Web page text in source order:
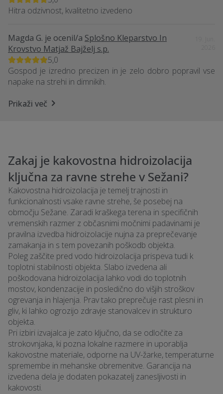
Hitra odzivnost, kvalitetno izvedeno
Magda G. je ocenil/a Splošno Kleparstvo In
Krovstvo Matjaž Bajželj s.p.
5,0
Gospod je izredno precizen in je zelo dobro popravil vse
napake na strehi in dimnikih.
Prikaži več
Zakaj je kakovostna hidroizolacija
ključna za ravne strehe v Sežani?
Kakovostna hidroizolacija je temelj trajnosti in
funkcionalnosti vsake ravne strehe, še posebej na
območju Sežane. Zaradi kraškega terena in specifičnih
vremenskih razmer z občasnimi močnimi padavinami je
pravilna izvedba hidroizolacije nujna za preprečevanje
zamakanja in s tem povezanih poškodb objekta.
Poleg zaščite pred vodo hidroizolacija prispeva tudi k
toplotni stabilnosti objekta. Slabo izvedena ali
poškodovana hidroizolacija lahko vodi do toplotnih
mostov, kondenzacije in posledično do višjih stroškov
ogrevanja in hlajenja. Prav tako preprečuje rast plesni in
gliv, ki lahko ogrozijo zdravje stanovalcev in strukturo
objekta.
Pri izbiri izvajalca je zato ključno, da se odločite za
strokovnjaka, ki pozna lokalne razmere in uporablja
kakovostne materiale, odporne na UV-žarke, temperaturne
spremembe in mehanske obremenitve. Garancija na
izvedena dela je dodaten pokazatelj zanesljivosti in
kakovosti.